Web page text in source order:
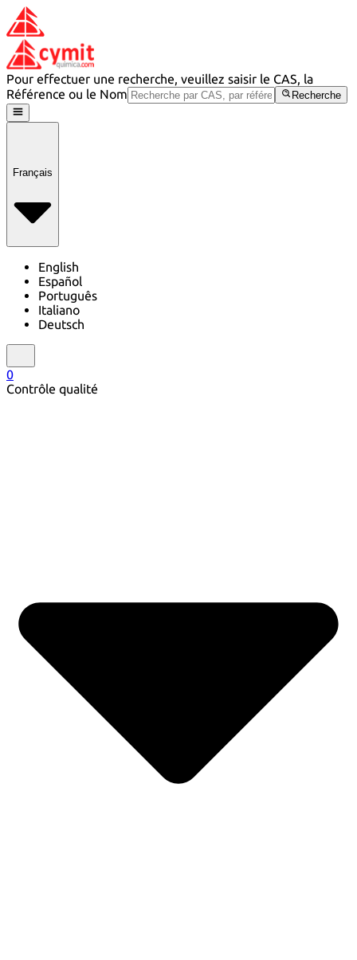
Pour effectuer une recherche, veuillez saisir le CAS, la
Référence ou le Nom
Recherche
Français
English
Español
Português
Italiano
Deutsch
0
Contrôle qualité